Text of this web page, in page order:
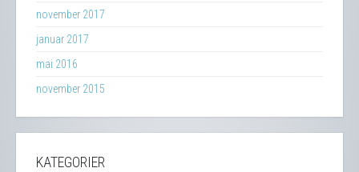
november 2017
januar 2017
mai 2016
november 2015
KATEGORIER